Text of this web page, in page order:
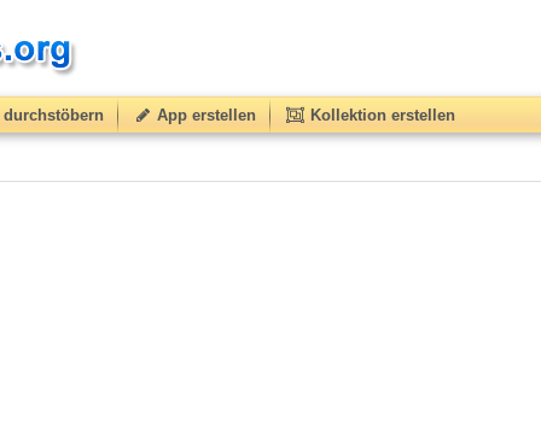
App erstellen Kollektion erstellen